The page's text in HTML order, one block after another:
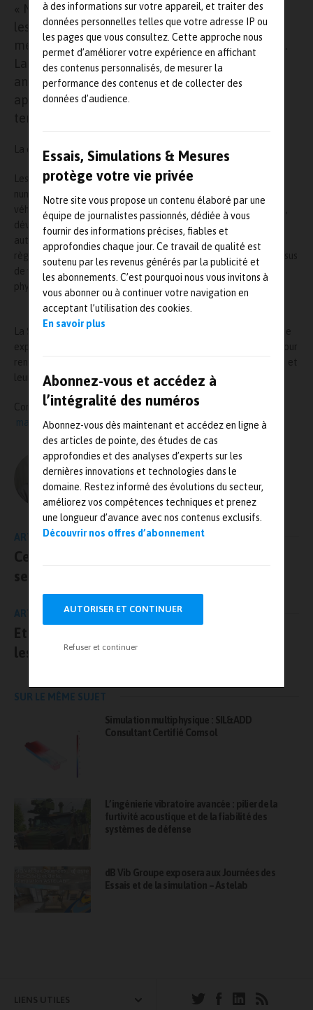
à des informations sur votre appareil, et traiter des
données personnelles telles que votre adresse IP ou
les pages que vous consultez. Cette approche nous
permet d’améliorer votre expérience en affichant
des contenus personnalisés, de mesurer la
performance des contenus et de collecter des
données d’audience.
Essais, Simulations & Mesures
protège votre vie privée
Notre site vous propose un contenu élaboré par une
équipe de journalistes passionnés, dédiée à vous
fournir des informations précises, fiables et
approfondies chaque jour. Ce travail de qualité est
soutenu par les revenus générés par la publicité et
les abonnements. C’est pourquoi nous vous invitons à
vous abonner ou à continuer votre navigation en
acceptant l’utilisation des cookies.
En savoir plus
Abonnez-vous et accédez à
l’intégralité des numéros
Abonnez-vous dès maintenant et accédez en ligne à
des articles de pointe, des études de cas
approfondies et des analyses d’experts sur les
dernières innovations et technologies dans le
domaine. Restez informé des évolutions du secteur,
améliorez vos compétences techniques et prenez
une longueur d’avance avec nos contenus exclusifs.
Découvrir nos offres d’abonnement
AUTORISER ET CONTINUER
Refuser et continuer
« N’oubliez pas de nous envoyer vos papiers sur
les tendances et les nouveautés
méthodologiques de la simulation numérique ! ».
La SIA et les organisateurs du grand Congrès
annuel de simulation y croient dur comme fer,
après l’annulation de l’édition 2020 qui devait se
tenir cet automne.
La date limite de soumission a été fixée au 30 octobre.
Les présentations devront montrer l’apport de la simulation
numérique sur un ou plusieurs des thèmes suivants : adapter le
véhicule aux conducteurs par les techniques de réalité virtuelle,
développer des véhicules et services de demain (électrifiés,
autonomes et connectés), répondre aux exigences
règlementaires et consuméristes, et enfin, renforcer les processus
de vérification/validation par des combinaisons de moyens
physiques et numériques.
La SIA organisera, en parallèle de ces deux jours de congrès, une
exposition d’une quinzaine de stands.Une opportunité de plus pour
rencontrer les experts de la simulation et de la réalité virtuelle et
leur présenter des produits et services innovants.
Contact : Martin Pierrelée – SIA – +33 (0)1 41 44 93 76 –
martin.pierrelee@sia.fr
L'AUTEUR
Olivier Guillon – MRJ PRESSE
ARTICLE PRÉCÉDENT
Cet automne, la start-up SkyReal a fait
sensation en lançant sa Cave !
ARTICLE SUIVANT
Etienne Martin prend – une nouvelle fois –
les rênes de la Cofrend
SUR LE MÊME SUJET
Simulation multiphysique : SIL&ADD
Consultant Certifié Comsol
L’ingénierie vibratoire avancée : pilier de la
furtivité acoustique et de la fiabilité des
systèmes de défense
dB Vib Groupe exposera aux Journées des
Essais et de la simulation – Astelab
LIENS UTILES